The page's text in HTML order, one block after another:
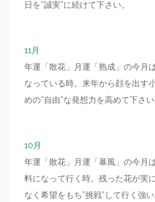
日を”誠実”に続けて下さい。
11月
年運「散花」月運「熟成」の今月
なっている時。来年から顔を出す
めの”自由”な発想力を高めて下さい
10月
年運「散花」月運「暴風」の今月
料になって行く時。残った花が実
なく希望をもち”挑戦”して行く強い